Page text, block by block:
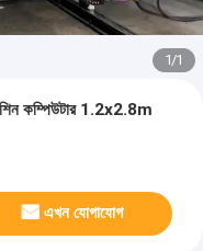
1/1
কম্পিউটার 1.2x2.8m
এখন যোগাযোগ